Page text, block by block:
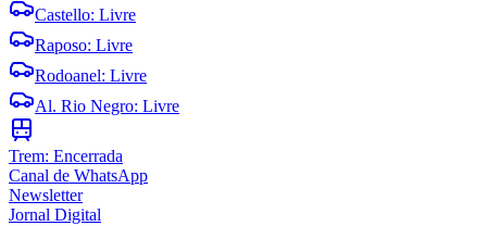
Castello: Livre
Raposo: Livre
Rodoanel: Livre
Al. Rio Negro: Livre
Trem: Encerrada
Canal de WhatsApp
Newsletter
Jornal Digital